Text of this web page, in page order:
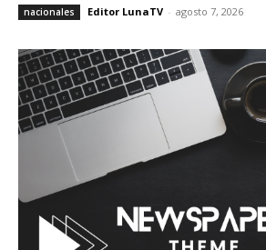
nacionales Editor LunaTV - agosto 7, 2026